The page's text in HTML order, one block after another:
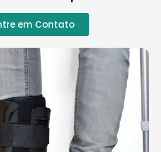
em Contato